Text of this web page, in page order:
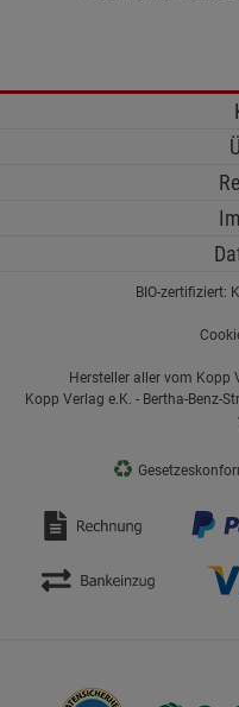
BIO-zertifiziert:
Hersteller aller vom Kopp
Kopp Verlag e.K. - Bertha-Benz-
♻